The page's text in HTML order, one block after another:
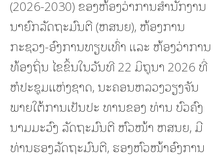
(2026-2030) ຂອງຫ້ອງວ່າການສຳນັກງານ
ນາຍົກລັດຖະມົນຕີ (ຫສນຍ), ຫ້ອງການ
ກະຊວງ-ອົງການທຽບເທົ່າ ແລະ ຫ້ອງວ່າການ
ທ້ອງຖິ່ນ ໄຂຂຶ້ນໃນວັນທີ 22 ມິຖຸນາ 2026 ທີ່
ຫໍປະຊຸມແຫ່ງຊາດ, ນະຄອນຫລວງວຽງຈັນ
ພາຍໃຕ້ການເປັນປະ ທານຂອງ ທ່ານ ບົວຄົງ
ນາມມະວົງ ລັດຖະມົນຕີ ຫົວໜ້າ ຫສນຍ, ມີ
ທ່ານຮອງລັດຖະມົນຕີ, ຮອງຫົວໜ້າອົງການ